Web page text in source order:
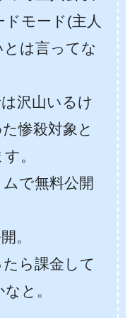
モード(主人
は言ってな
沢山いるけ
惨殺対象と
。
で無料公開
。
ら課金して
と。